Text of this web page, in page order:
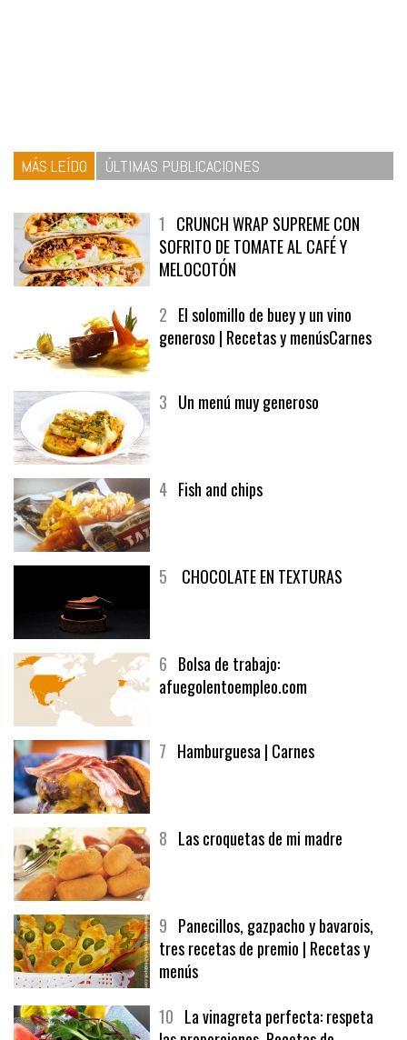
1CRUNCH WRAP SUPREME CON
SOFRITO DE TOMATE AL CAFÉ Y
MELOCOTÓN
2El solomillo de buey y un vino
6Bolsa de trabajo:
9Panecillos, gazpacho y bavarois,
tres recetas de premio | Recetas y
menús